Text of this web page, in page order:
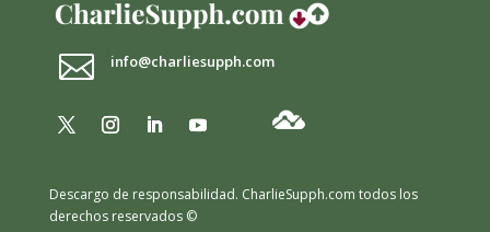
 info@charliesupph.com
Descargo de responsabilidad. CharlieSupph.com todos los
derechos reservados ©